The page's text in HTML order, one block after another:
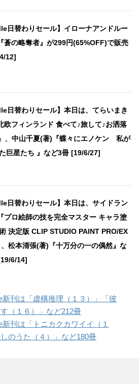
日替わりセール】イローナアンドルー
蒼の略奪者』が299円(65%OFF)で販売
12]
日替わりセール】本日は、てらいまき
欧フィンランド 食べて♪旅して♪お洒落
、中山千夏(著)『蝶々にエノケン 私が
巨星たち 』など3冊 [19/6/27]
日替わりセール】本日は、サイドラン
プロ絵師の技を完全マスター キャラ塗
決定版 CLIP STUDIO PAINT PRO/EX
松本清張(著)『十万分の一の偶然』な
6/14]
新刊は「虚構推理（１３）」「彼
（１６）」など212冊
刊は「トニカクカワイイ（１
のうた（４）」など180冊